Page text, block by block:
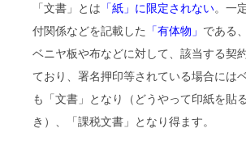
「文書」とは 「紙」に限定されない。一
付関係などを記載した 「有体物」 である
ベニヤ板や布などに対して、該当する契
ており、署名押印等されている場合には
も「文書」となり（どうやって印紙を貼
き）、「課税文書」となり得ます。